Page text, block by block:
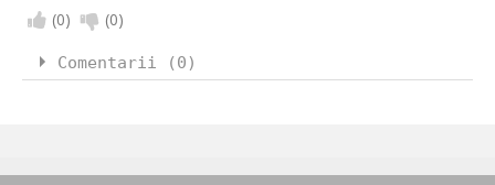
(0) (0)
Comentarii (0)